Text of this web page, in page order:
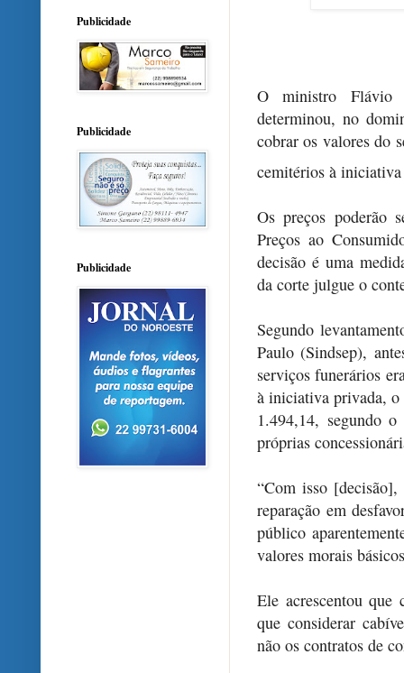
O ministro Flávio
determinou, no
cobrar os valores do
cemitérios à
Os preços poderão
Preços ao
decisão é uma
da corte julgue o
Segundo
Paulo (Sindsep),
serviços funerários
à iniciativa privada, o
1.494,14, segundo
próprias
“Com isso
reparação em
público
valores morais
Ele acrescentou que
que considerar
não os contratos de
Publicidade
Publicidade
Publicidade